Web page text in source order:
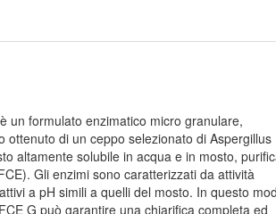
un formulato enzimatico micro granulare,
ottenuto di un ceppo selezionato di Aspergillus
altamente solubile in acqua e in mosto,
Gli enzimi sono caratterizzati da attività
a pH simili a quelli del mosto. In questo
G può garantire una chiarifica completa ed